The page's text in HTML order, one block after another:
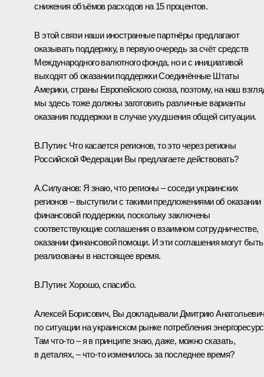
снижения объёмов расходов на 15 процентов.
В этой связи наши иностранные партнёры предлагают
оказывать поддержку, в первую очередь за счёт средств
Международного валютного фонда, но и с инициативой
выходят об оказании поддержки Соединённые Штаты
Америки, страны Европейского союза, поэтому, на наш
мы здесь тоже должны заготовить различные варианты
оказания поддержки в случае ухудшения общей ситуации.
В.Путин: Что касается регионов, то это через регионы
Российской Федерации Вы предлагаете действовать?
А.Силуанов: Я знаю, что регионы – соседи украинских
регионов – выступили с такими предложениями об оказании
финансовой поддержки, поскольку заключены
соответствующие соглашения о взаимном сотрудничестве,
оказании финансовой помощи. И эти соглашения могут быть
реализованы в настоящее время.
В.Путин: Хорошо, спасибо.
Алексей Борисович, Вы докладывали Дмитрию
по ситуации на украинском рынке потребления
Там что‑то – я в принципе знаю, даже, можно сказать,
в деталях, – что‑то изменилось за последнее время?